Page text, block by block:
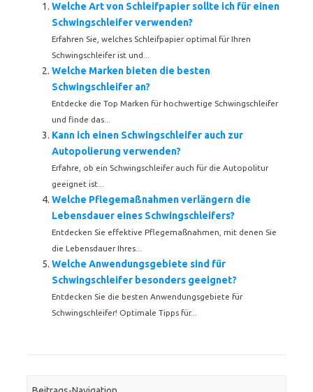
Welche Art von Schleifpapier sollte ich für einen
Schwingschleifer verwenden?
Erfahren Sie, welches Schleifpapier optimal für Ihren
Schwingschleifer ist und...
Welche Marken bieten die besten
Schwingschleifer an?
Entdecke die Top Marken für hochwertige Schwingschleifer
und finde das...
Kann ich einen Schwingschleifer auch zur
Autopolierung verwenden?
Erfahre, ob ein Schwingschleifer auch für die Autopolitur
geeignet ist...
Welche Pflegemaßnahmen verlängern die
Lebensdauer eines Schwingschleifers?
Entdecken Sie effektive Pflegemaßnahmen, mit denen Sie
die Lebensdauer Ihres...
Welche Anwendungsgebiete sind für
Schwingschleifer besonders geeignet?
Entdecken Sie die besten Anwendungsgebiete für
Schwingschleifer! Optimale Tipps für...